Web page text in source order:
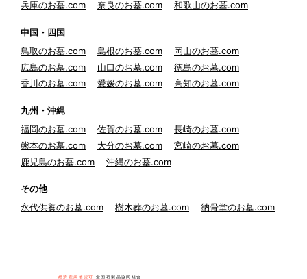
兵庫のお墓.com
奈良のお墓.com 和歌山のお墓.com
中国・四国
鳥取のお墓.com
島根のお墓.com
岡山のお墓.com
広島のお墓.com
山口のお墓.com
徳島のお墓.com
香川のお墓.com
愛媛のお墓.com 高知のお墓.com
九州・沖縄
福岡のお墓.com
佐賀のお墓.com
長崎のお墓.com
熊本のお墓.com
大分のお墓.com
宮崎のお墓.com
鹿児島のお墓.com
沖縄のお墓.com
その他
永代供養のお墓.com
樹木葬のお墓.com 納骨堂のお墓.com